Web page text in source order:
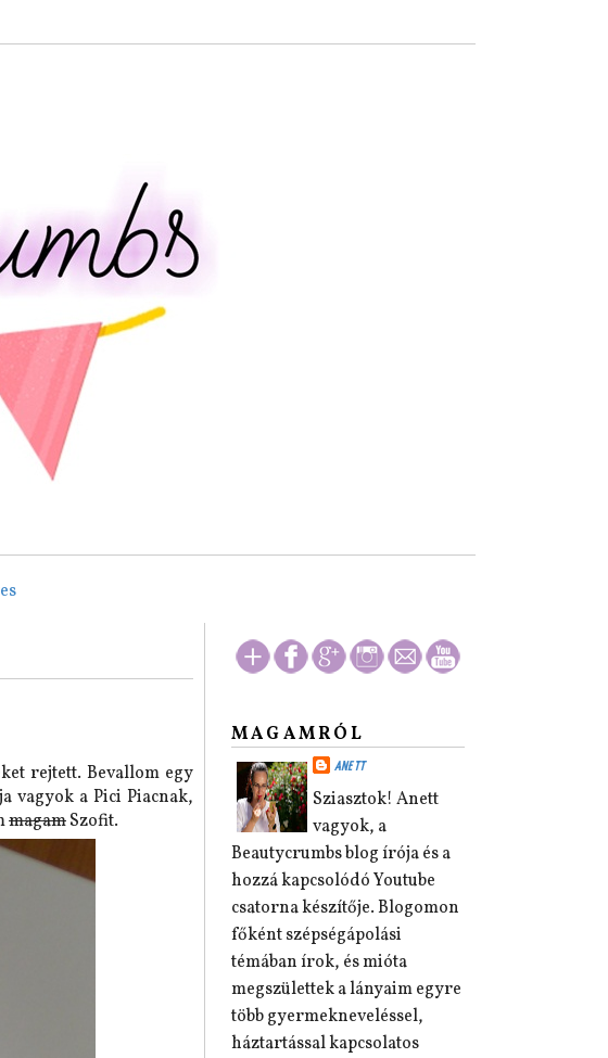
rejtett. Bevallom egy
vagyok a Pici Piacnak,
magamSzofit.
MAGAMRÓL
ANETT
Sziasztok! Anett
vagyok, a
Beautycrumbs blog írója és a
hozzá kapcsolódó Youtube
csatorna készítője. Blogomon
főként szépségápolási
témában írok, és mióta
megszülettek a lányaim egyre
több gyermekneveléssel,
háztartással kapcsolatos